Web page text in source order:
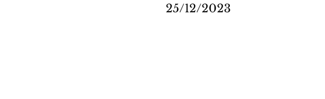
25/12/2023